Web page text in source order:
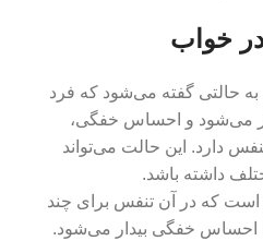
خواب
حالتی گفته می‌شود که فرد
می‌شود و احساس خفگی،
دارد. این حالت می‌تواند
داشته باشد.
است که در آن تنفس برای چند
احساس خفگی بیدار می‌شود.